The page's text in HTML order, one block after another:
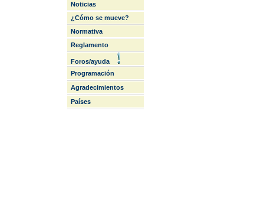
Noticias
¿Cómo se mueve?
Normativa
Reglamento
Foros/ayuda
Programación
Agradecimientos
Países